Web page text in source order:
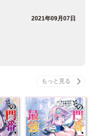
2021年09月07日